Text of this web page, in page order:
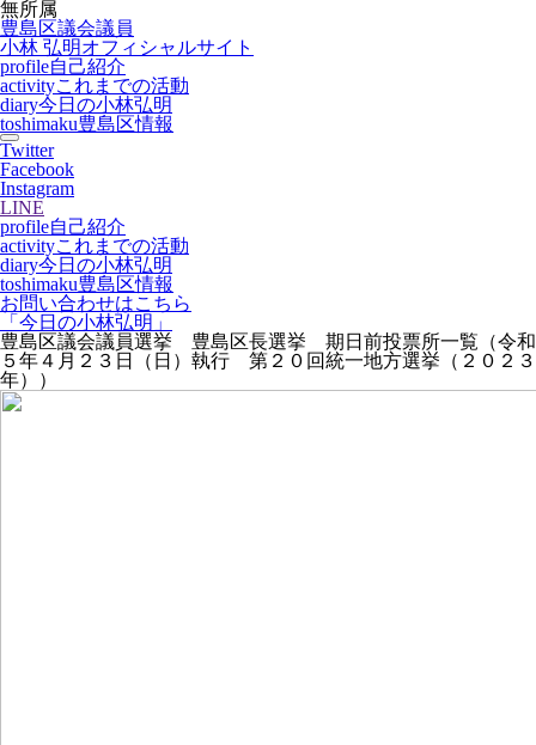
無所属
豊島区議会議員
小林 弘明オフィシャルサイト
profile自己紹介
activityこれまでの活動
diary今日の小林弘明
toshimaku豊島区情報
Twitter
Facebook
Instagram
LINE
profile自己紹介
activityこれまでの活動
diary今日の小林弘明
toshimaku豊島区情報
お問い合わせはこちら
「今日の小林弘明」
豊島区議会議員選挙 豊島区長選挙 期日前投票所一覧（令和
５年４月２３日（日）執行 第２０回統一地方選挙（２０２３
年））